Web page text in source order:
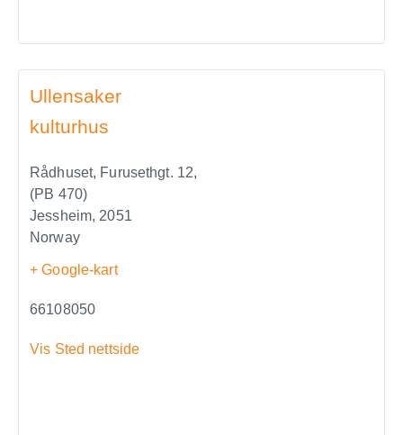
Ullensaker
kulturhus
Rådhuset, Furusethgt. 12,
(PB 470)
Jessheim, 2051
Norway
+ Google-kart
66108050
Vis Sted nettside